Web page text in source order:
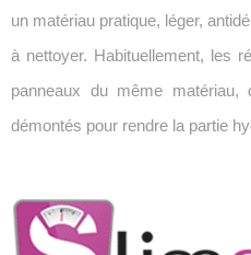
un matériau pratique, léger,
à nettoyer. Habituellement, les
panneaux du même matériau,
démontés pour rendre la partie